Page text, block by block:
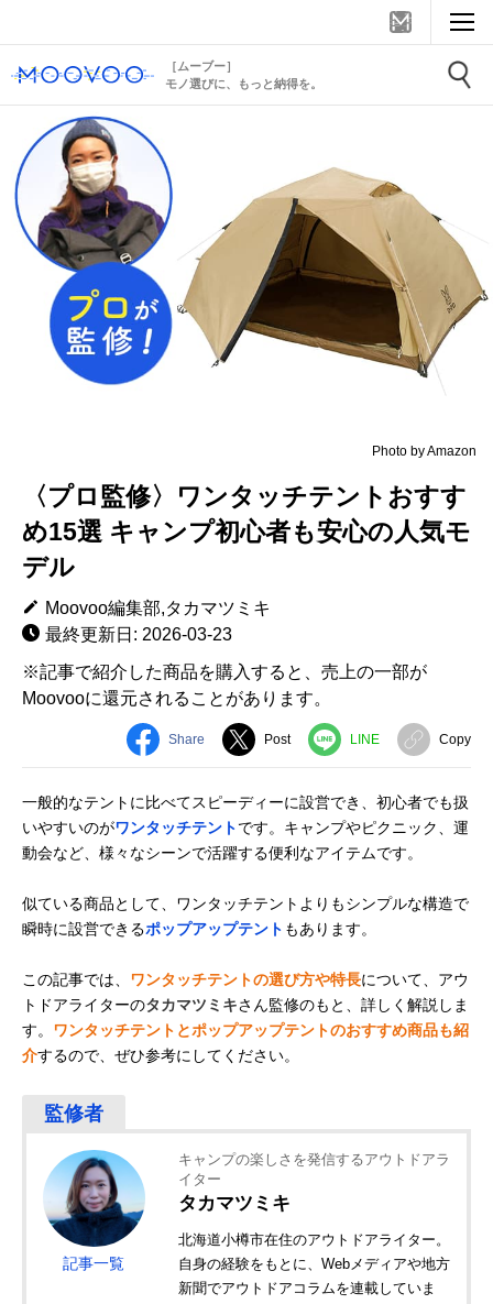
［ムーブー］
モノ選びに、もっと納得を。
Photo by Amazon
〈プロ監修〉ワンタッチテントおすす
め15選 キャンプ初心者も安心の人気モ
デル
Moovoo編集部,タカマツミキ
最終更新日: 2026-03-23
※記事で紹介した商品を購入すると、売上の一部が
Moovooに還元されることがあります。
Share Post LINE Copy
一般的なテントに比べてスピーディーに設営でき、初心者でも扱
いやすいのがワンタッチテントです。キャンプやピクニック、運
動会など、様々なシーンで活躍する便利なアイテムです。
似ている商品として、ワンタッチテントよりもシンプルな構造で
瞬時に設営できるポップアップテント もあります。
この記事では、 ワンタッチテントの選び方や特長について、アウ
トドアライターのタカマツミキさん監修のもと、詳しく解説しま
す。 ワンタッチテントとポップアップテントのおすすめ商品も紹
介するので、ぜひ参考にしてください。
記事一覧
キャンプの楽しさを発信するアウトドアラ
イター
タカマツミキ
北海道小樽市在住のアウトドアライター。
自身の経験をもとに、Webメディアや地方
新聞でアウトドアコラムを連載していま